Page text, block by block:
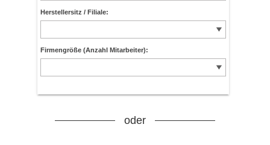
Herstellersitz / Filiale:
Firmengröße (Anzahl Mitarbeiter):
oder